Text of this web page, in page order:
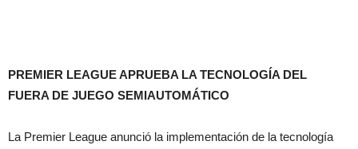
PREMIER LEAGUE APRUEBA LA TECNOLOGÍA DEL
FUERA DE JUEGO SEMIAUTOMÁTICO
La Premier League anunció la implementación de la tecnología